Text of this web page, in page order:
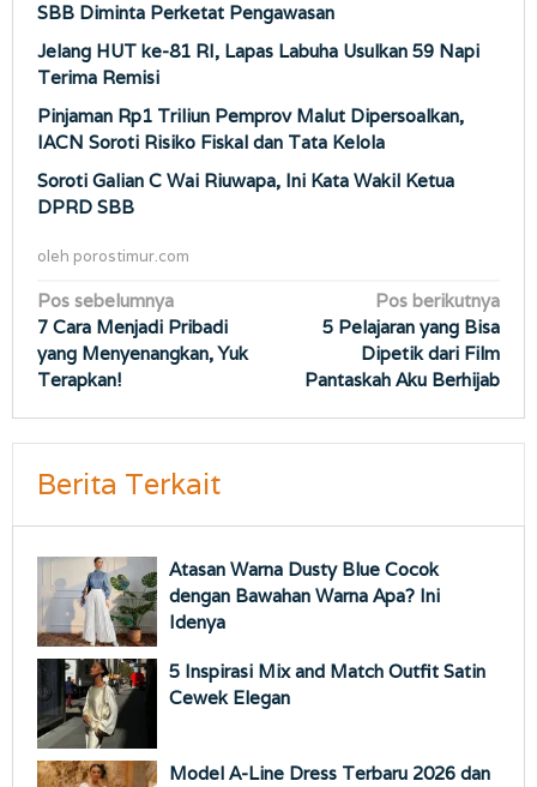
SBB Diminta Perketat Pengawasan
Jelang HUT ke-81 RI, Lapas Labuha Usulkan 59 Napi
Terima Remisi
Pinjaman Rp1 Triliun Pemprov Malut Dipersoalkan,
IACN Soroti Risiko Fiskal dan Tata Kelola
Soroti Galian C Wai Riuwapa, Ini Kata Wakil Ketua
DPRD SBB
oleh porostimur.com
Navigasi
pos
Pos sebelumnya
7 Cara Menjadi Pribadi
yang Menyenangkan, Yuk
Terapkan!
Pos berikutnya
5 Pelajaran yang Bisa
Dipetik dari Film
Pantaskah Aku Berhijab
Berita Terkait
Atasan Warna Dusty Blue Cocok
dengan Bawahan Warna Apa? Ini
Idenya
5 Inspirasi Mix and Match Outfit Satin
Cewek Elegan
Model A-Line Dress Terbaru 2026 dan